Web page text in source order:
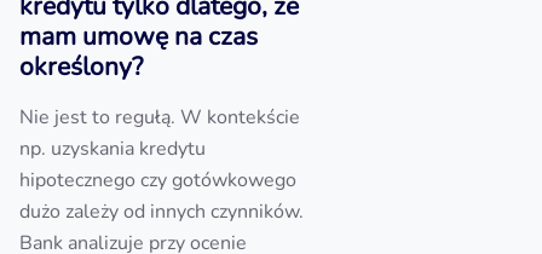
mam umowę na czas
określony?
Nie jest to regułą. W kontekście
np. uzyskania kredytu
hipotecznego czy gotówkowego
dużo zależy od innych czynników.
Bank analizuje przy ocenie